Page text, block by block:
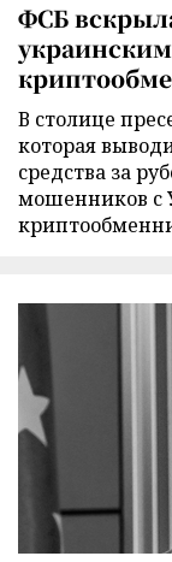
ФСБ
В столице
которая
средства за
мошенников с